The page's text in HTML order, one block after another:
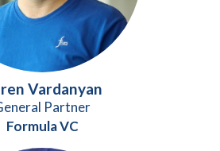
Vardanyan
Partner
Formula VC